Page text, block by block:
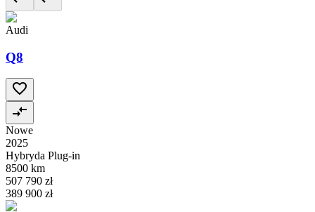
Audi
Q8
Nowe
2025
Hybryda Plug-in
8500 km
507 790 zł
389 900 zł